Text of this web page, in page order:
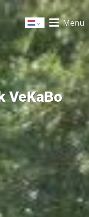
Dutch Menu
VeKaBo